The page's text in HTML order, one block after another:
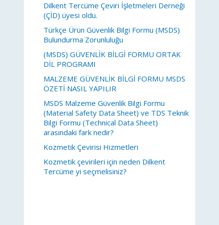
Dilkent Tercüme Çeviri İşletmeleri Derneği
(ÇİD) üyesi oldu.
Türkçe Ürün Güvenlik Bilgi Formu (MSDS)
Bulundurma Zorunluluğu
(MSDS) GÜVENLİK BİLGİ FORMU ORTAK
DİL PROGRAMI
MALZEME GÜVENLİK BİLGİ FORMU MSDS
ÖZETİ NASIL YAPILIR
MSDS Malzeme Güvenlik Bilgi Formu
(Material Safety Data Sheet) ve TDS Teknik
Bilgi Formu (Technical Data Sheet)
arasındaki fark nedir?
Kozmetik Çevirisi Hizmetleri
Kozmetik çevirileri için neden Dilkent
Tercüme yi seçmelisiniz?